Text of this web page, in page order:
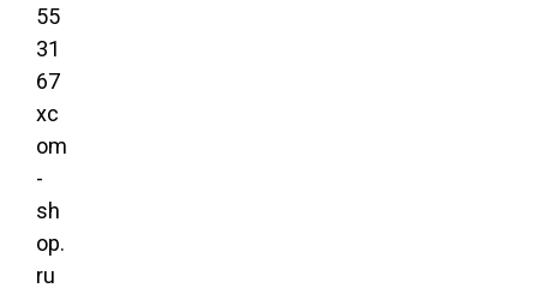
55
31
67
xc
om
-
sh
op.
ru